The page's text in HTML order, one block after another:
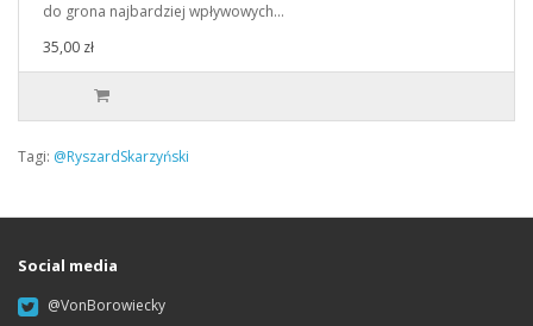
do grona najbardziej wpływowych…
35,00 zł
Tagi: @RyszardSkarzyński
Social media
@VonBorowiecky